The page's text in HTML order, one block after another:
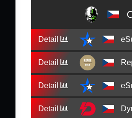
Detail
Detail
Detail
Detail